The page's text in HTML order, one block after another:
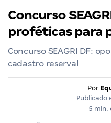
Concurso
proféticas para
Concurso SEAGRI DF:
cadastro reserva!
Por
Publicado
5 min.